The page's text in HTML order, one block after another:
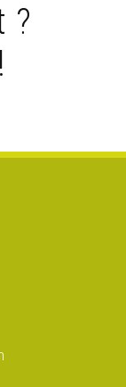
Breizh a-benn
(e Kemper)
d'ar vazh !
el Liger-
: ha kadarnaet e
?